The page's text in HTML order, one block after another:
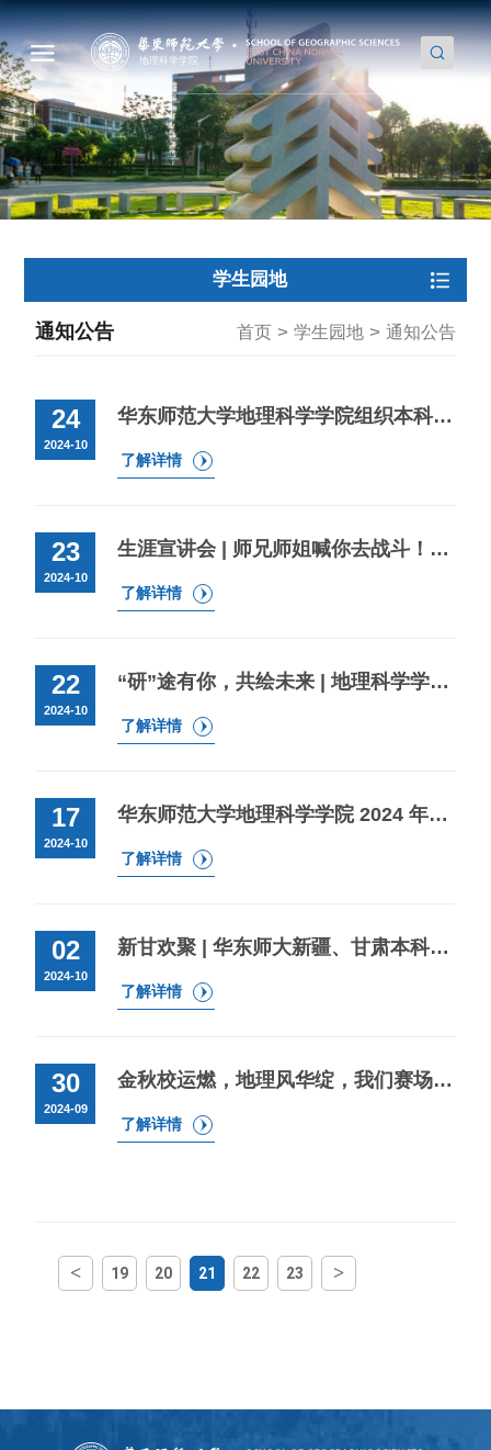
学生园地
首页 > 学生园地 > 通知公告
通知公告
24
2024-10
华东师范大学地理科学学院组织本科生参加第九届全国学生“学宪法 讲宪法”活动通知
了解详情
23
2024-10
生涯宣讲会 | 师兄师姐喊你去战斗！选调生、中学教师专场
了解详情
22
2024-10
“研”途有你，共绘未来 | 地理科学学院2024年保研经验分享会等你来！
了解详情
17
2024-10
华东师范大学地理科学学院 2024 年度研究生学业奖学金评审实施细则
了解详情
02
2024-10
新甘欢聚 | 华东师大新疆、甘肃本科新生座谈会邀你参加！
了解详情
30
2024-09
金秋校运燃，地理风华绽，我们赛场上见！
了解详情
< 19 20 21 22 23 >